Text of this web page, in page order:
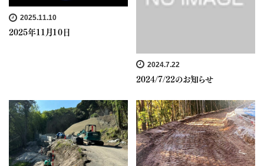
2025.11.10
2025年１１月１０日
2024.7.22
2024/7/22のお知らせ